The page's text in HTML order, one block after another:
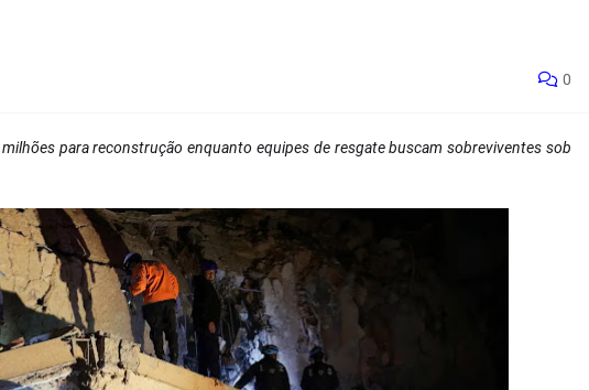
0
para reconstrução enquanto equipes de resgate buscam sobreviventes sob